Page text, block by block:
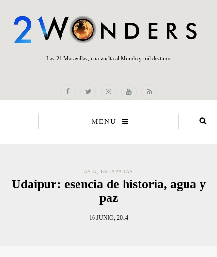
Las 21 Maravillas, una vuelta al Mundo y mil destinos
MENU
ASIA ESCAPADAS
Udaipur: esencia de historia, agua y
paz
16 JUNIO, 2014